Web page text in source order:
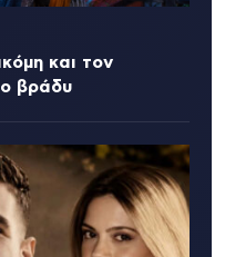
και τον
βράδυ